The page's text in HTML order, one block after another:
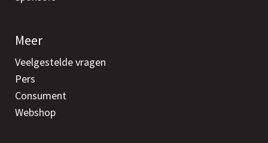
Meer
Veelgestelde vragen
Pers
Consument
Webshop